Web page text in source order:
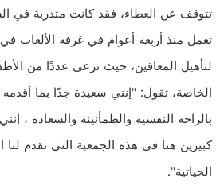
تتوقف عن العطاء، فقد كانت متدربة في
تعمل منذ أربعة أعوام في غرفة الألعاب
لتأهيل المعاقين، حيث ترعى عددًا من
الخاصة، تقول: "إنني سعيدة جدًا بما
بالراحة النفسية والطمأنينة والسعادة ،
كبيرين هنا في هذه الجمعية التي تقدم
الحياتية".